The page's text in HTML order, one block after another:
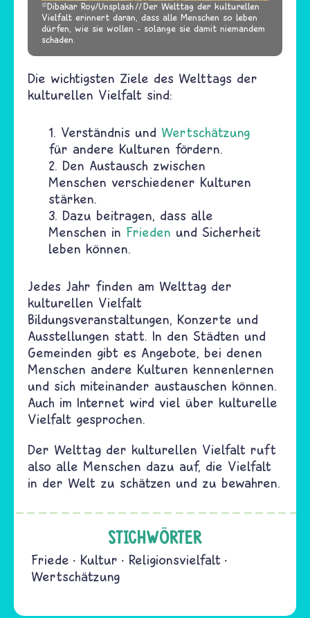
Dibakar Roy/Unsplash
Der Welttag der kulturellen
Vielfalt erinnert daran, dass alle Menschen so leben
dürfen, wie sie wollen – solange sie damit niemandem
schaden.
Die wichtigsten Ziele des Welttags der
kulturellen Vielfalt sind:
1. Verständnis und Wertschätzung
für andere Kulturen fördern.
2. Den Austausch zwischen
Menschen verschiedener Kulturen
stärken.
3. Dazu beitragen, dass alle
Menschen in Frieden und Sicherheit
leben können.
Jedes Jahr finden am Welttag der
kulturellen Vielfalt
Bildungsveranstaltungen, Konzerte und
Ausstellungen statt. In den Städten und
Gemeinden gibt es Angebote, bei denen
Menschen andere Kulturen kennenlernen
und sich miteinander austauschen können.
Auch im Internet wird viel über kulturelle
Vielfalt gesprochen.
Der Welttag der kulturellen Vielfalt ruft
also alle Menschen dazu auf, die Vielfalt
in der Welt zu schätzen und zu bewahren.
STICHWÖRTER
Friede Kultur
Religionsvielfalt
Wertschätzung